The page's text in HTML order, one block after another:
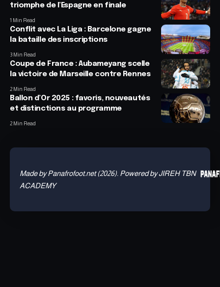
triomphe de l’Espagne en finale
1 Min Read
Conflit avec La Liga : Barcelone gagne
la bataille des inscriptions
3 Min Read
Coupe de France : Aubameyang scelle
la victoire de Marseille contre Rennes
2 Min Read
Ballon d’Or 2025 : favoris, nouveautés
et distinctions au programme
2 Min Read
Made by Panafrofoot.net (2026). Powered by JIREH TBN
ACADEMY